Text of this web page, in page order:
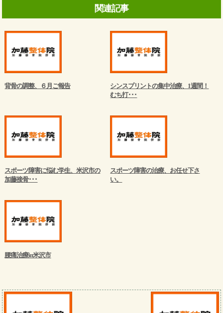
関連記事
背骨の調整、６月ご報告
シンスプリントの集中治療、1週間！
むち打･･･
スポーツ障害に悩む学生、米沢市の
加藤接骨･･･
スポーツ障害の治療、お任せ下さ
い。
腰痛治療in米沢市